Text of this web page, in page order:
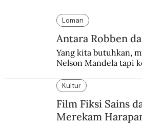
Loman
Antara Robben
Yang kita butuhkan,
Nelson Mandela tapi
dengan berbagai cara
rasa keadilan.
Kultur
Film Fiksi Sains
Merekam